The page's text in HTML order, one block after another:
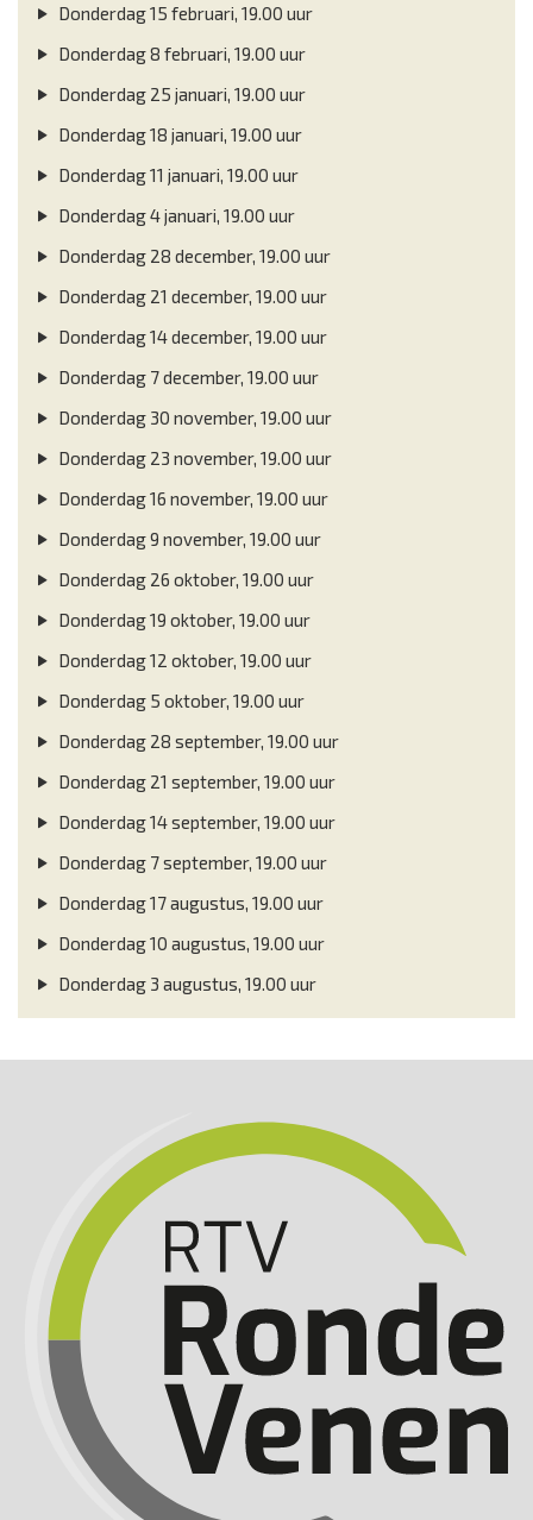
Donderdag 15 februari, 19.00 uur
Donderdag 8 februari, 19.00 uur
Donderdag 25 januari, 19.00 uur
Donderdag 18 januari, 19.00 uur
Donderdag 11 januari, 19.00 uur
Donderdag 4 januari, 19.00 uur
Donderdag 28 december, 19.00 uur
Donderdag 21 december, 19.00 uur
Donderdag 14 december, 19.00 uur
Donderdag 7 december, 19.00 uur
Donderdag 30 november, 19.00 uur
Donderdag 23 november, 19.00 uur
Donderdag 16 november, 19.00 uur
Donderdag 9 november, 19.00 uur
Donderdag 26 oktober, 19.00 uur
Donderdag 19 oktober, 19.00 uur
Donderdag 12 oktober, 19.00 uur
Donderdag 5 oktober, 19.00 uur
Donderdag 28 september, 19.00 uur
Donderdag 21 september, 19.00 uur
Donderdag 14 september, 19.00 uur
Donderdag 7 september, 19.00 uur
Donderdag 17 augustus, 19.00 uur
Donderdag 10 augustus, 19.00 uur
Donderdag 3 augustus, 19.00 uur